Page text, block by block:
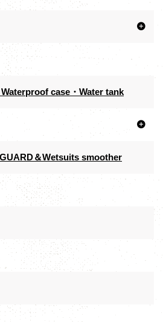
case・Water tank
＆Wetsuits smoother